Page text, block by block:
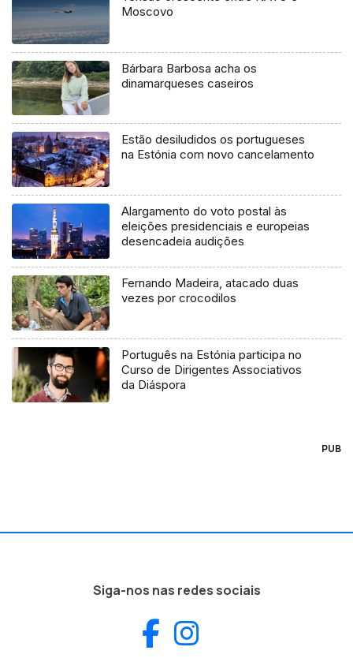
Moscovo
Bárbara Barbosa acha os
dinamarqueses caseiros
Estão desiludidos os portugueses
na Estónia com novo cancelamento
Alargamento do voto postal às
eleições presidenciais e europeias
desencadeia audições
Fernando Madeira, atacado duas
vezes por crocodilos
Português na Estónia participa no
Curso de Dirigentes Associativos
da Diáspora
PUB
Siga-nos nas redes sociais
Facebook